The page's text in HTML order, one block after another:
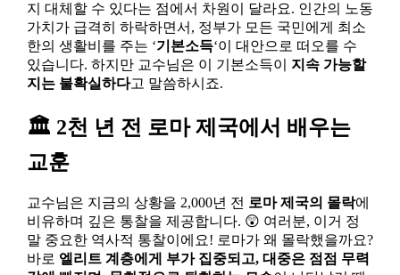
지 대체할 수 있다는 점에서 차원이 달라요. 인간의 노동
가치가 급격히 하락하면서, 정부가 모든 국민에게 최소
한의 생활비를 주는 ‘기본소득‘이 대안으로 떠오를 수
있습니다. 하지만 교수님은 이 기본소득이 지속 가능할
지는 불확실하다고 말씀하시죠.
🏛️ 2천 년 전 로마 제국에서 배우는
교훈
교수님은 지금의 상황을 2,000년 전 로마 제국의 몰락에
비유하며 깊은 통찰을 제공합니다. 😲 여러분, 이거 정
말 중요한 역사적 통찰이에요! 로마가 왜 몰락했을까요?
바로 엘리트 계층에게 부가 집중되고, 대중은 점점 무력